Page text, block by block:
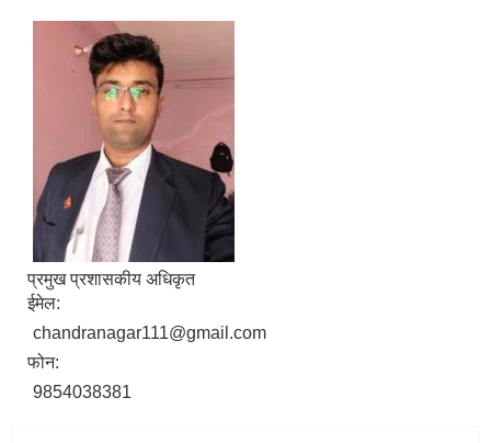
प्रमुख प्रशासकीय अधिकृत
ईमेल:
chandranagar111@gmail.com
फोन:
9854038381